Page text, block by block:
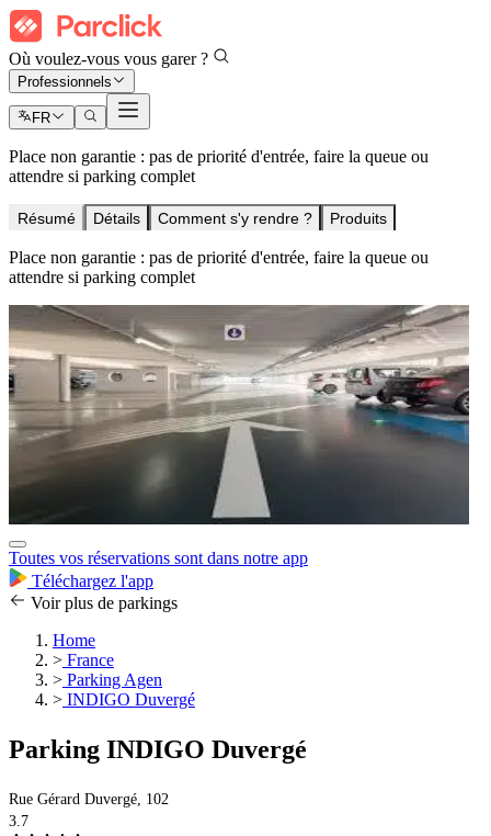
Où voulez-vous vous garer ?
Professionnels
FR
Place non garantie : pas de priorité d'entrée, faire la queue ou
attendre si parking complet
Résumé Détails Comment s'y rendre ? Produits
Place non garantie : pas de priorité d'entrée, faire la queue ou
attendre si parking complet
Toutes vos réservations sont dans notre app
Téléchargez l'app
Voir plus de parkings
Home
> France
> Parking Agen
> INDIGO Duvergé
Parking INDIGO Duvergé
Rue Gérard Duvergé, 102
3.7